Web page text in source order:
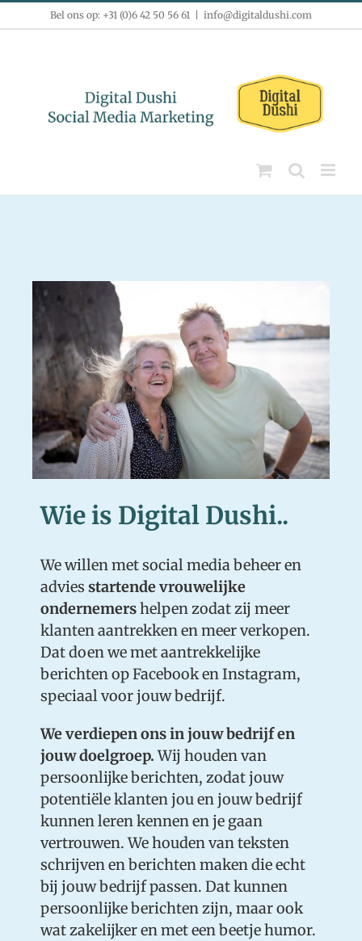
naar
Bel ons op: +31 (0)6 42 50 56 61 info@digitaldushi.com
Wie is Digital Dushi..
We willen met social media beheer en
advies startende vrouwelijke
ondernemershelpen zodat zij meer
klanten aantrekken en meer verkopen.
Dat doen we met aantrekkelijke
berichten op Facebook en Instagram,
speciaal voor jouw bedrijf.
We verdiepen ons in jouw bedrijf en
jouw doelgroep.Wij houden van
persoonlijke berichten, zodat jouw
potentiële klanten jou en jouw bedrijf
kunnen leren kennen en je gaan
vertrouwen. We houden van teksten
schrijven en berichten maken die echt
bij jouw bedrijf passen. Dat kunnen
persoonlijke berichten zijn, maar ook
wat zakelijker en met een beetje humor.